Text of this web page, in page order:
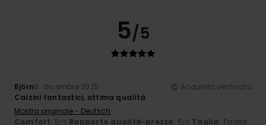
5/5
Björn6. dicembre 2025
Acquisto verificato
Calzini fantastici, ottima qualità
Mostra originale - Deutsch
Comfort: 5/5 Rapporto qualità-prezzo: 5/5 Taglia: Taglia